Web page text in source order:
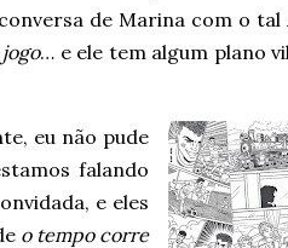
de Marina com o tal
… e ele tem algum plano
eu não pude
falando
e eles
o tempo corre